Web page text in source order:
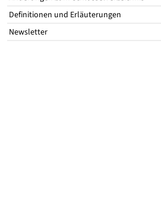
Definitionen und Erläuterungen
Newsletter